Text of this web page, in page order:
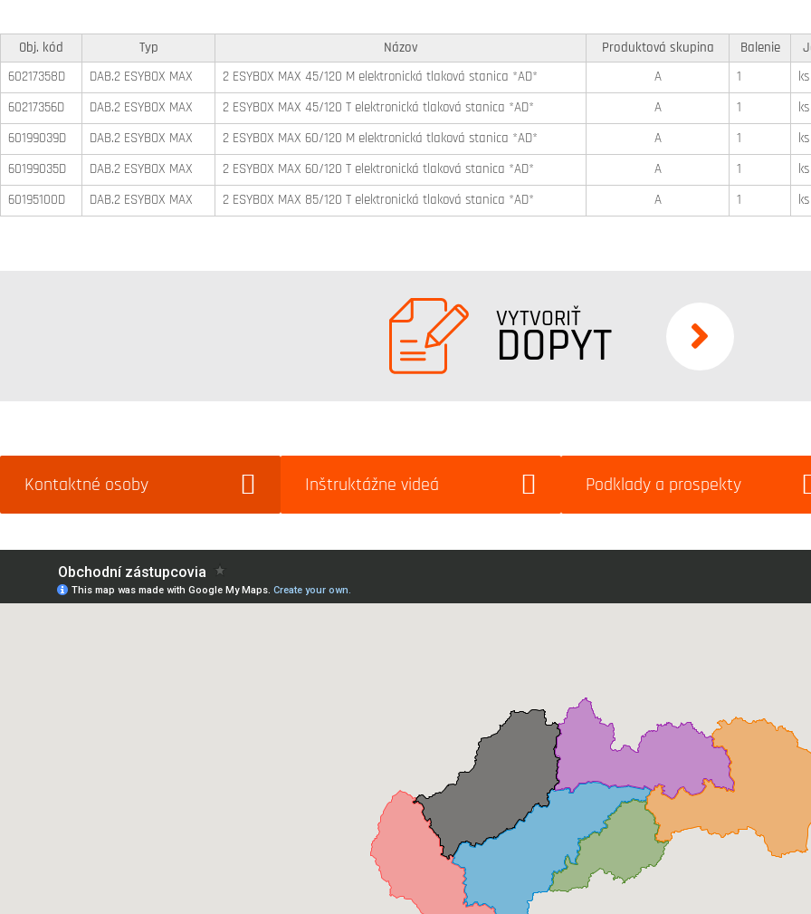
Obj. kód Typ Názov Produktová skupina Balenie
60217358D
DAB.2 ESYBOX MAX 2 ESYBOX MAX 45/120 M elektronická tlaková stanica *AD* A 1 ks
60217356D
DAB.2 ESYBOX MAX 2 ESYBOX MAX 45/120 T elektronická tlaková stanica *AD* A 1 ks
60199039D
DAB.2 ESYBOX MAX 2 ESYBOX MAX 60/120 M elektronická tlaková stanica *AD* A 1 ks
60199035D
DAB.2 ESYBOX MAX 2 ESYBOX MAX 60/120 T elektronická tlaková stanica *AD* A 1 ks
60195100D
DAB.2 ESYBOX MAX 2 ESYBOX MAX 85/120 T elektronická tlaková stanica *AD* A 1 ks
VYTVORIŤ
DOPYT
Kontaktné osoby Inštruktážne videá Podklady a prospekty